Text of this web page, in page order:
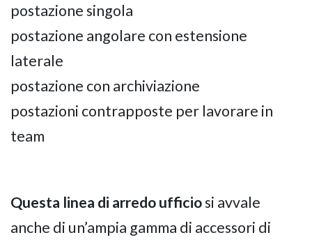
postazione singola
postazione angolare con estensione
laterale
postazione con archiviazione
postazioni contrapposte per lavorare in
team
Questa linea di arredo ufficiosi avvale
anche di un’ampia gamma di accessori di